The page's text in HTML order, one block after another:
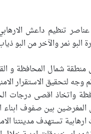
تنظيم داعش
البو نمر والآخر من البو
شمال المحافظة و
وجه لتحقيق الاستقرار
واتخاذ اقصى درجات
بين صفوف ابناء
تستهدف مدينتنا
“كون